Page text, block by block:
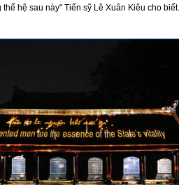
hệ sau này" Tiến sỹ Lê Xuân Kiêu cho biết.